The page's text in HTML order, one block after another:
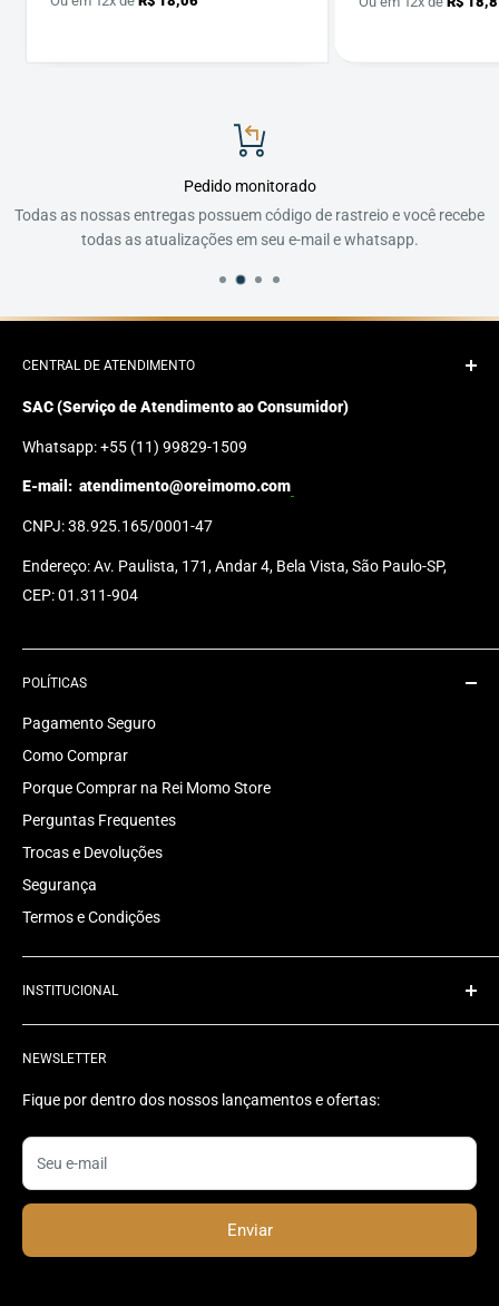
Pedido monitorado
Todas as nossas entregas possuem código de rastreio e você recebe
todas as atualizações em seu e-mail e whatsapp.
CENTRAL DE ATENDIMENTO
SAC (Serviço de Atendimento ao Consumidor)
Whatsapp: +55 (11) 99829-1509
E-mail: atendimento@oreimomo.com
CNPJ: 38.925.165/0001-47
Endereço: Av. Paulista, 171, Andar 4, Bela Vista, São Paulo-SP,
CEP: 01.311-904
POLÍTICAS
Pagamento Seguro
Como Comprar
Porque Comprar na Rei Momo Store
Perguntas Frequentes
Trocas e Devoluções
Segurança
Termos e Condições
INSTITUCIONAL
Quem Somos
Rastrear Pedido
Contato
NEWSLETTER
Fique por dentro dos nossos lançamentos e ofertas:
Seu e-mail
Enviar